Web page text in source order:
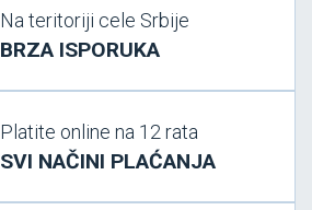
Na teritoriji cele Srbije
BRZA ISPORUKA
Platite online na 12 rata
SVI NAČINI PLAĆANJA